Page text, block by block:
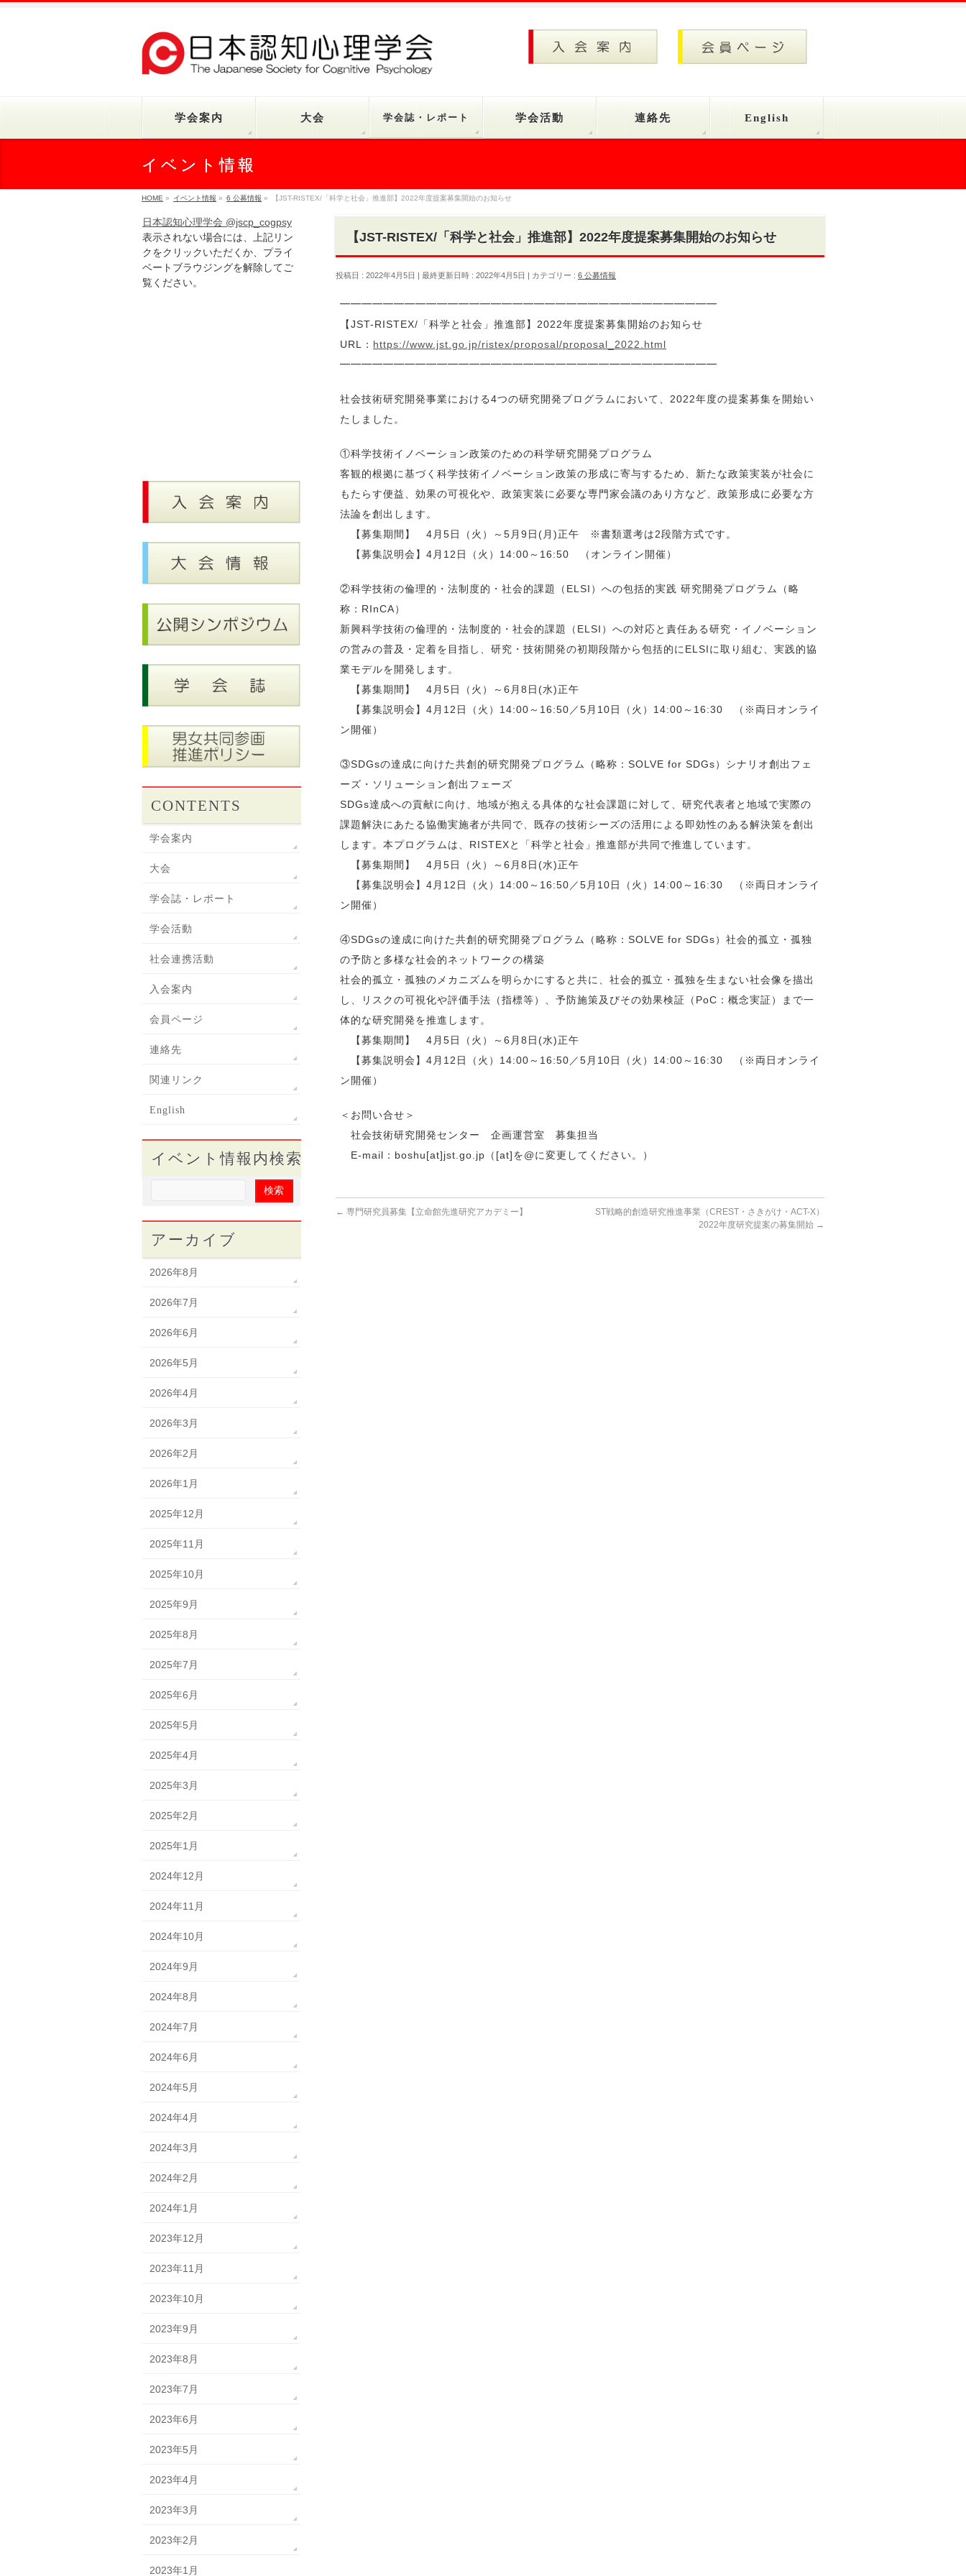
学会案内 大会 学会誌・レポート 学会活動 連絡先 English
イベント情報
HOME » イベント情報 » 6 公募情報 » 【JST-RISTEX/「科学と社会」推進部】2022年度提案募集開始のお知らせ
【JST-RISTEX/「科学と社会」推進部】2022年度提案募集開始のお知らせ
投稿日 : 2022年4月5日 最終更新日時 : 2022年4月5日 カテゴリー : 6 公募情報
━━━━━━━━━━━━━━━━━━━━━━━━━━━━━━━━━━━
【JST-RISTEX/「科学と社会」推進部】2022年度提案募集開始のお知らせ
URL： https://www.jst.go.jp/ristex/proposal/proposal_2022.html
━━━━━━━━━━━━━━━━━━━━━━━━━━━━━━━━━━━
社会技術研究開発事業における4つの研究開発プログラムにおいて、2022年度の提案募集を開始い
たしました。
①科学技術イノベーション政策のための科学研究開発プログラム
客観的根拠に基づく科学技術イノベーション政策の形成に寄与するため、新たな政策実装が社会に
もたらす便益、効果の可視化や、政策実装に必要な専門家会議のあり方など、政策形成に必要な方
法論を創出します。
【募集期間】 4月5日（火）～5月9日(月)正午 ※書類選考は2段階方式です。
【募集説明会】4月12日（火）14:00～16:50 （オンライン開催）
②科学技術の倫理的・法制度的・社会的課題（ELSI）への包括的実践 研究開発プログラム（略
称：RInCA）
新興科学技術の倫理的・法制度的・社会的課題（ELSI）への対応と責任ある研究・イノベーション
の営みの普及・定着を目指し、研究・技術開発の初期段階から包括的にELSIに取り組む、実践的協
業モデルを開発します。
【募集期間】 4月5日（火）～6月8日(水)正午
【募集説明会】4月12日（火）14:00～16:50／5月10日（火）14:00～16:30 （※両日オンライ
ン開催）
③SDGsの達成に向けた共創的研究開発プログラム（略称：SOLVE for SDGs）シナリオ創出フェ
ーズ・ソリューション創出フェーズ
SDGs達成への貢献に向け、地域が抱える具体的な社会課題に対して、研究代表者と地域で実際の
課題解決にあたる協働実施者が共同で、既存の技術シーズの活用による即効性のある解決策を創出
します。本プログラムは、RISTEXと「科学と社会」推進部が共同で推進しています。
【募集期間】 4月5日（火）～6月8日(水)正午
【募集説明会】4月12日（火）14:00～16:50／5月10日（火）14:00～16:30 （※両日オンライ
ン開催）
④SDGsの達成に向けた共創的研究開発プログラム（略称：SOLVE for SDGs）社会的孤立・孤独
の予防と多様な社会的ネットワークの構築
社会的孤立・孤独のメカニズムを明らかにすると共に、社会的孤立・孤独を生まない社会像を描出
し、リスクの可視化や評価手法（指標等）、予防施策及びその効果検証（PoC：概念実証）まで一
体的な研究開発を推進します。
【募集期間】 4月5日（火）～6月8日(水)正午
【募集説明会】4月12日（火）14:00～16:50／5月10日（火）14:00～16:30 （※両日オンライ
ン開催）
＜お問い合せ＞
社会技術研究開発センター 企画運営室 募集担当
E-mail：boshu[at]jst.go.jp（[at]を@に変更してください。）
← 専門研究員募集【立命館先進研究アカデミー】
ST戦略的創造研究推進事業（CREST・さきがけ・ACT-X）
2022年度研究提案の募集開始 →
日本認知心理学会 @jscp_cogpsy
表示されない場合には、上記リン
クをクリックいただくか、プライ
ベートブラウジングを解除してご
覧ください。
CONTENTS
学会案内
大会
学会誌・レポート
学会活動
社会連携活動
入会案内
会員ページ
連絡先
関連リンク
English
イベント情報内検索
アーカイブ
2026年8月
2026年7月
2026年6月
2026年5月
2026年4月
2026年3月
2026年2月
2026年1月
2025年12月
2025年11月
2025年10月
2025年9月
2025年8月
2025年7月
2025年6月
2025年5月
2025年4月
2025年3月
2025年2月
2025年1月
2024年12月
2024年11月
2024年10月
2024年9月
2024年8月
2024年7月
2024年6月
2024年5月
2024年4月
2024年3月
2024年2月
2024年1月
2023年12月
2023年11月
2023年10月
2023年9月
2023年8月
2023年7月
2023年6月
2023年5月
2023年4月
2023年3月
2023年2月
2023年1月